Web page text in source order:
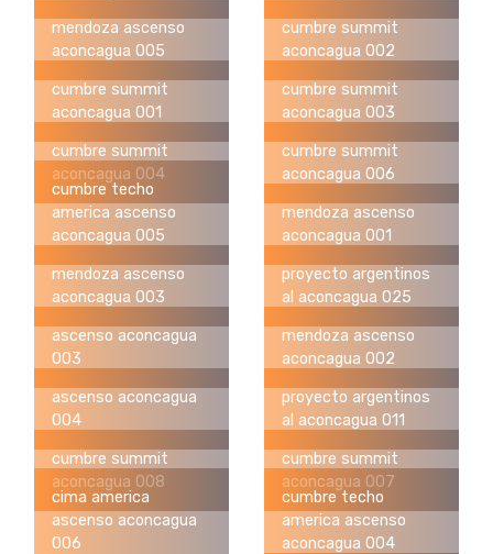
mendoza ascenso
aconcagua 005
cumbre summit
aconcagua 002
cumbre summit
aconcagua 001
cumbre summit
aconcagua 003
cumbre summit
aconcagua 004
cumbre summit
aconcagua 006
cumbre techo
america ascenso
aconcagua 005
mendoza ascenso
aconcagua 001
mendoza ascenso
aconcagua 003
proyecto argentinos
al aconcagua 025
ascenso aconcagua
003
mendoza ascenso
aconcagua 002
ascenso aconcagua
004
proyecto argentinos
al aconcagua 011
cumbre summit
aconcagua 008
cumbre summit
aconcagua 007
cima america
ascenso aconcagua
006
cumbre techo
america ascenso
aconcagua 004